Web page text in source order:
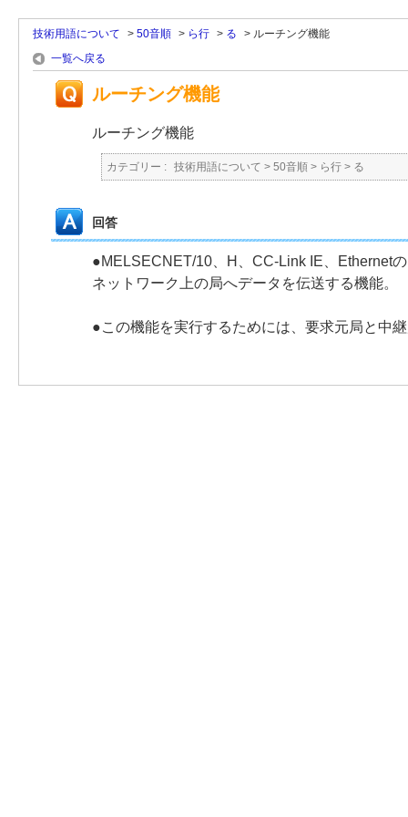
技術用語について > 50音順 > ら行 > る > ルーチング機能
一覧へ戻る
ルーチング機能
ルーチング機能
カテゴリー : 技術用語について > 50音順 > ら行 > る
回答
●MELSECNET/10、H、CC-Link IE、Ethernet
ネットワーク上の局へデータを伝送する機能。
●この機能を実行するためには、要求元局と中